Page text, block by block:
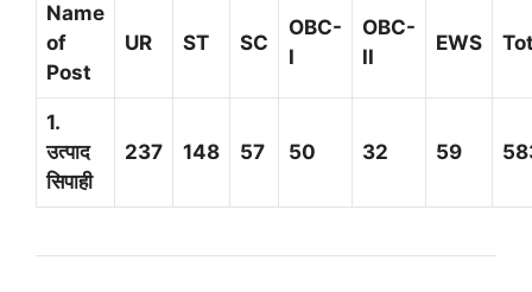
Name
of
Post
UR ST SC
OBC-
I
OBC-
II
EWS
1.
उत्पाद
सिपाही
237 148 57 50 32 59